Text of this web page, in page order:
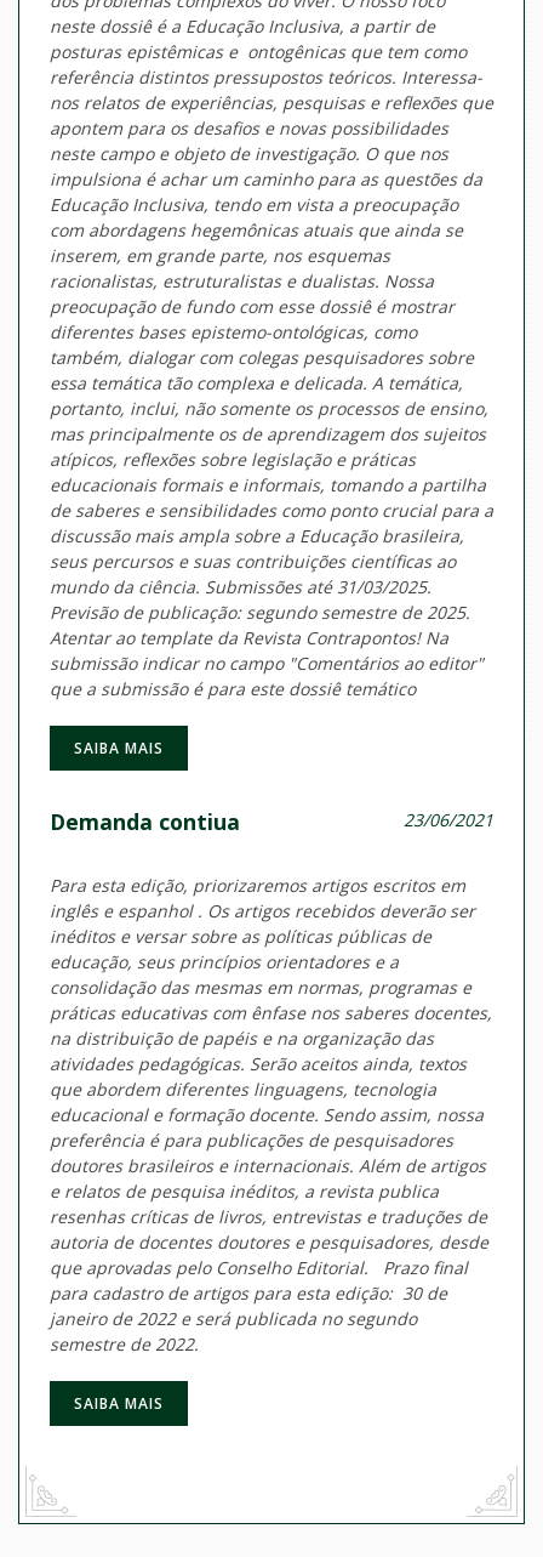
neste dossiê é a Educação Inclusiva, a partir de
posturas epistêmicas e ontogênicas que tem como
referência distintos pressupostos teóricos. Interessa-
nos relatos de experiências, pesquisas e reflexões que
apontem para os desafios e novas possibilidades
neste campo e objeto de investigação. O que nos
impulsiona é achar um caminho para as questões da
Educação Inclusiva, tendo em vista a preocupação
com abordagens hegemônicas atuais que ainda se
inserem, em grande parte, nos esquemas
racionalistas, estruturalistas e dualistas. Nossa
preocupação de fundo com esse dossiê é mostrar
diferentes bases epistemo-ontológicas, como
também, dialogar com colegas pesquisadores sobre
essa temática tão complexa e delicada. A temática,
portanto, inclui, não somente os processos de ensino,
mas principalmente os de aprendizagem dos sujeitos
atípicos, reflexões sobre legislação e práticas
educacionais formais e informais, tomando a partilha
de saberes e sensibilidades como ponto crucial para a
discussão mais ampla sobre a Educação brasileira,
seus percursos e suas contribuições científicas ao
mundo da ciência. Submissões até 31/03/2025.
Previsão de publicação: segundo semestre de 2025.
Atentar ao template da Revista Contrapontos! Na
submissão indicar no campo "Comentários ao editor"
que a submissão é para este dossiê temático
SAIBA MAIS
Demanda contiua 23/06/2021
Para esta edição, priorizaremos artigos escritos em
inglês e espanhol . Os artigos recebidos deverão ser
inéditos e versar sobre as políticas públicas de
educação, seus princípios orientadores e a
consolidação das mesmas em normas, programas e
práticas educativas com ênfase nos saberes docentes,
na distribuição de papéis e na organização das
atividades pedagógicas. Serão aceitos ainda, textos
que abordem diferentes linguagens, tecnologia
educacional e formação docente. Sendo assim, nossa
preferência é para publicações de pesquisadores
doutores brasileiros e internacionais. Além de artigos
e relatos de pesquisa inéditos, a revista publica
resenhas críticas de livros, entrevistas e traduções de
autoria de docentes doutores e pesquisadores, desde
que aprovadas pelo Conselho Editorial. Prazo final
para cadastro de artigos para esta edição: 30 de
janeiro de 2022 e será publicada no segundo
semestre de 2022.
SAIBA MAIS